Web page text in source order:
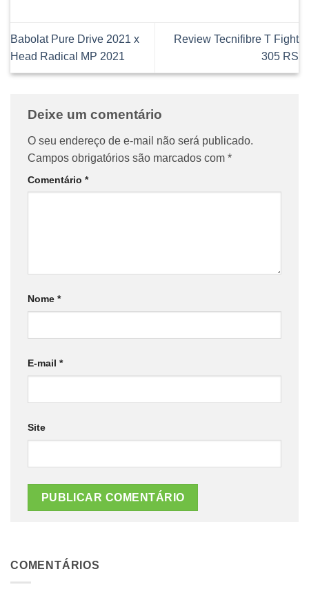
Babolat Pure Drive 2021 x
Head Radical MP 2021
Review Tecnifibre T Fight
305 RS
Deixe um comentário
O seu endereço de e-mail não será publicado.
Campos obrigatórios são marcados com *
Comentário *
Nome *
E-mail *
Site
COMENTÁRIOS